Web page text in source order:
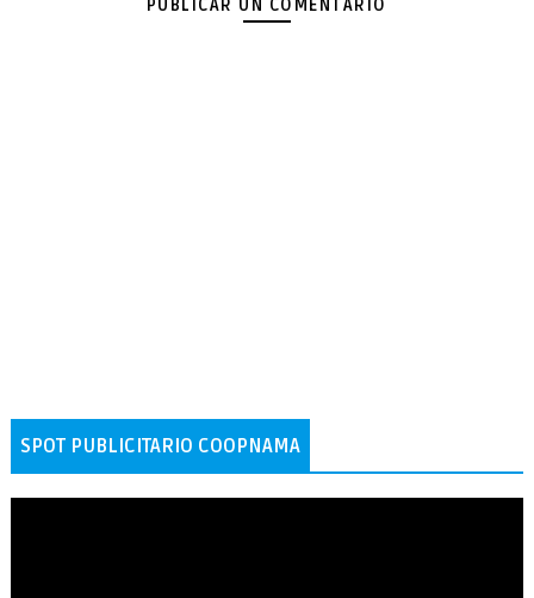
PUBLICAR UN COMENTARIO
SPOT PUBLICITARIO COOPNAMA